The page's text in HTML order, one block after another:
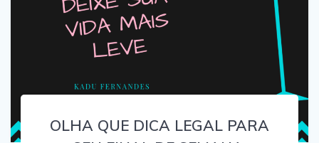
OLHA QUE DICA LEGAL PARA